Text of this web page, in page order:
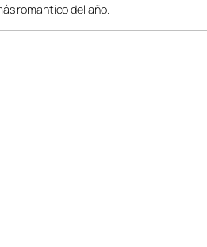
romántico del año.